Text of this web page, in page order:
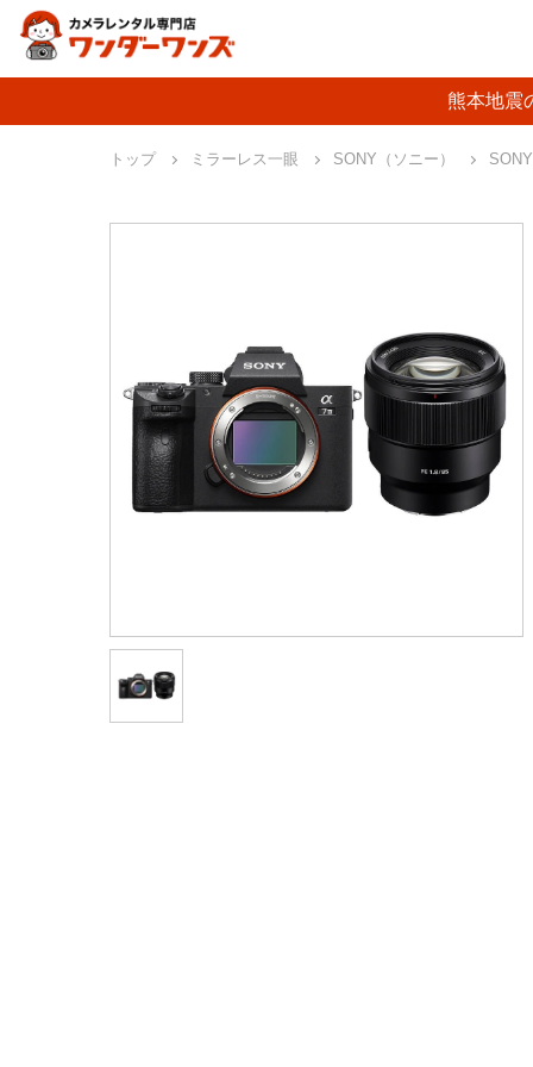
熊本地震
トップ ミラーレス一眼 SONY（ソニー）